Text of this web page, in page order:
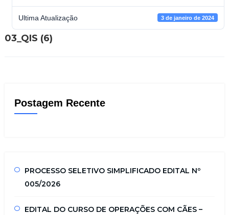
Ultima Atualização 3 de janeiro de 2024
03_QIS (6)
Postagem Recente
PROCESSO SELETIVO SIMPLIFICADO EDITAL Nº
005/2026
EDITAL DO CURSO DE OPERAÇÕES COM CÃES –